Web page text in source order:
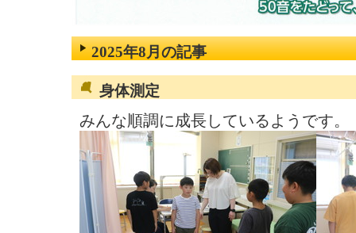
2025年8月の記事
身体測定
みんな順調に成長しているようです。